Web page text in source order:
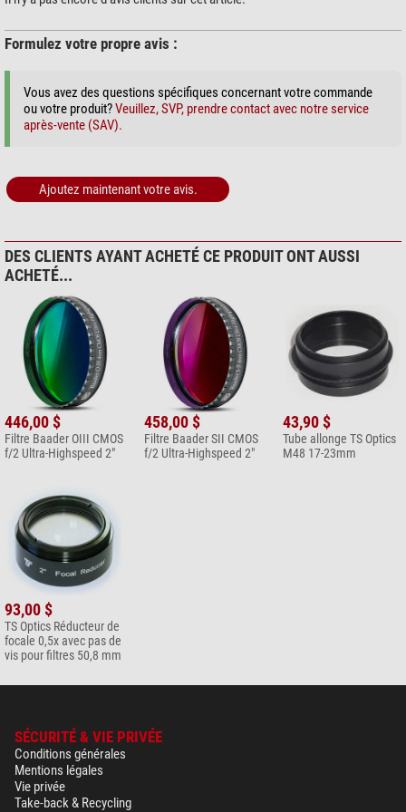
Formulez votre propre avis :
Vous avez des questions spécifiques concernant votre commande
ou votre produit?Veuillez, SVP, prendre contact avec notre service
après-vente (SAV).
Ajoutez maintenant votre avis.
DES CLIENTS AYANT ACHETÉ CE PRODUIT ONT AUSSI
ACHETÉ...
446,00 $
Filtre Baader OIII CMOS
f/2 Ultra-Highspeed 2"
458,00 $
Filtre Baader SII CMOS
f/2 Ultra-Highspeed 2"
43,90 $
Tube allonge TS Optics
M48 17-23mm
93,00 $
TS Optics Réducteur de
focale 0,5x avec pas de
vis pour filtres 50,8 mm
SÉCURITÉ & VIE PRIVÉE
Conditions générales
Mentions légales
Vie privée
Take-back & Recycling